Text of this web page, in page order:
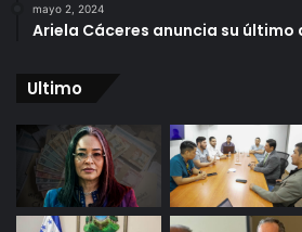
mayo 2, 2024
Ariela Cáceres anuncia su último
Ultimo